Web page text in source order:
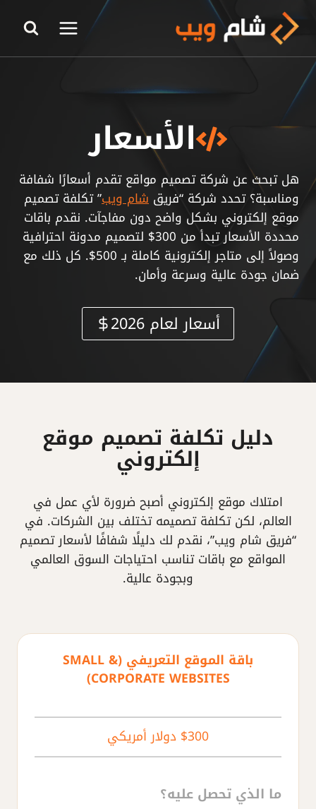
التجاوز
إلى
المحتوى
الأسعار
هل تبحث عن شركة تصميم مواقع تقدم أسعارًا شفافة
ومناسبة؟ تحدد شركة “فريق شام ويب” تكلفة تصميم
موقع إلكتروني بشكل واضح دون مفاجآت. نقدم باقات
محددة الأسعار تبدأ من 300$ لتصميم مدونة احترافية
وصولاً إلى متاجر إلكترونية كاملة بـ 500$. كل ذلك مع
ضمان جودة عالية وسرعة وأمان.
أسعار لعام 2026
دليل تكلفة تصميم موقع
إلكتروني
امتلاك موقع إلكتروني أصبح ضرورة لأي عمل في
العالم، لكن تكلفة تصميمه تختلف بين الشركات. في
“فريق شام ويب”، نقدم لك دليلًا شفافًا لأسعار تصميم
المواقع مع باقات تناسب احتياجات السوق العالمي
وبجودة عالية.
باقة الموقع التعريفي (SMALL &
CORPORATE WEBSITES)
$300 دولار أمريكي
ما الذي تحصل عليه؟